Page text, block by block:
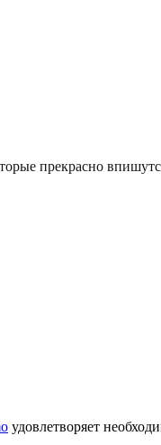
прекрасно
удовлетворяет